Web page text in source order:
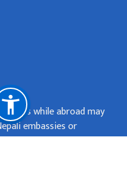
while abroad may
embassies or